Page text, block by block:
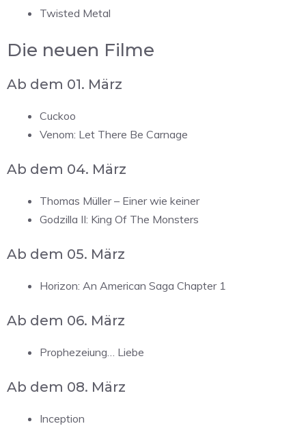
Twisted Metal
Die neuen Filme
Ab dem 01. März
Cuckoo
Venom: Let There Be Carnage
Ab dem 04. März
Thomas Müller – Einer wie keiner
Godzilla II: King Of The Monsters
Ab dem 05. März
Horizon: An American Saga Chapter 1
Ab dem 06. März
Prophezeiung… Liebe
Ab dem 08. März
Inception